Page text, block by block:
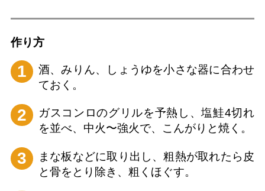
作り⽅
1
酒、みりん、しょうゆを小さな器に合わせ
ておく。
2
ガスコンロのグリルを予熱し、塩鮭4切れ
を並べ、中火〜強火で、こんがりと焼く。
3
まな板などに取り出し、粗熱が取れたら皮
と骨をとり除き、粗くほぐす。